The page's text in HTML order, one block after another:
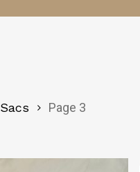
Sacs Page 3